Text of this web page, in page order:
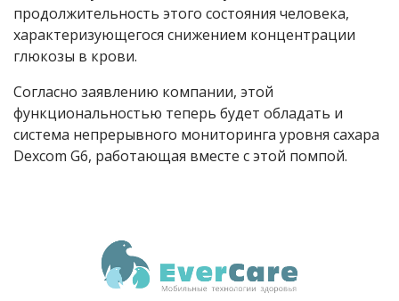
продолжительность этого состояния человека,
характеризующегося снижением концентрации
глюкозы в крови.
Согласно заявлению компании, этой
функциональностью теперь будет обладать и
система непрерывного мониторинга уровня сахара
Dexcom G6, работающая вместе с этой помпой.